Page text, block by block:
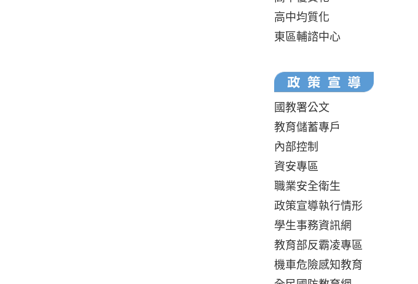
高中均質化
東區輔諮中心
國教署公文
教育儲蓄專戶
內部控制
資安專區
職業安全衛生
政策宣導執行情形
學生事務資訊網
教育部反霸凌專區
機車危險感知教育